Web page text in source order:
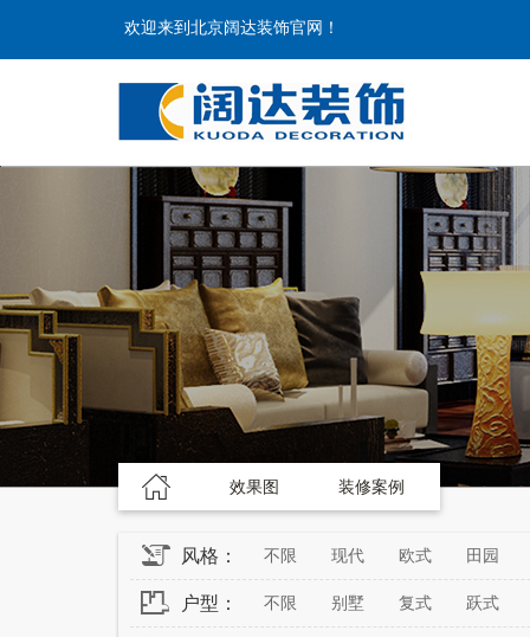
欢迎来到北京阔达装饰官网！
效果图 装修案例
风格： 不限 现代 欧式 田园
户型： 不限 别墅 复式 跃式